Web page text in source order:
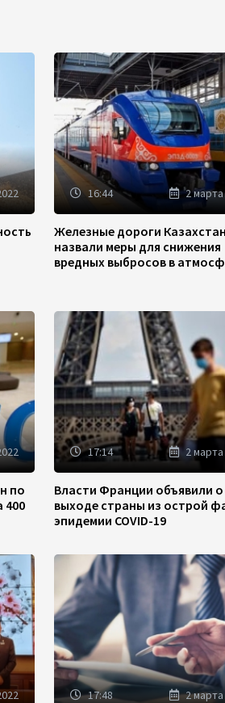
16:44 2 марта
Железные дороги
назвали меры для снижения
вредных выбросов в
по
400
17:14 2 марта
Власти Франции объявили о
выходе страны из острой
эпидемии COVID-19
17:48 2 марта